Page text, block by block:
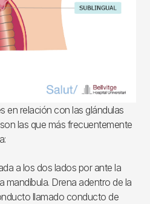
en relación con las glándulas
las que más frecuentemente
a los dos lados por ante la
mandíbula. Drena adentro de la
llamado conducto de